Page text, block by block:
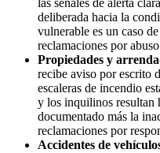
las señales de alerta
deliberada hacia la
vulnerable es un caso
reclamaciones por
Propiedades y
recibe aviso por escrito
escaleras de incendio
y los inquilinos resultan
documentado más la
reclamaciones por
Accidentes de